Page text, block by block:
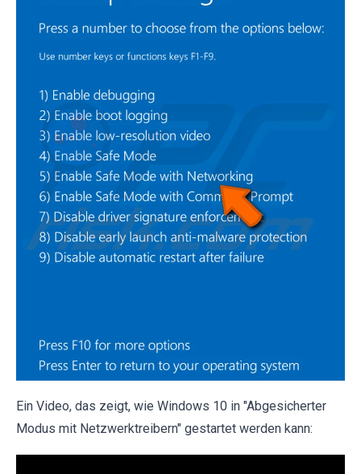
Ein Video, das zeigt, wie Windows 10 in "Abgesicherter
Modus mit Netzwerktreibern" gestartet werden kann: